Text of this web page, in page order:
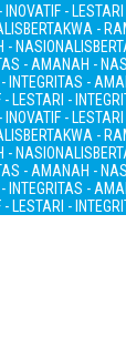
-
BERTAKWA -
- NASIONALIS
- AMANAH -
INTEGRITAS -
- LESTARI -
-
BERTAKWA -
- NASIONALIS
- AMANAH -
INTEGRITAS -
- LESTARI -